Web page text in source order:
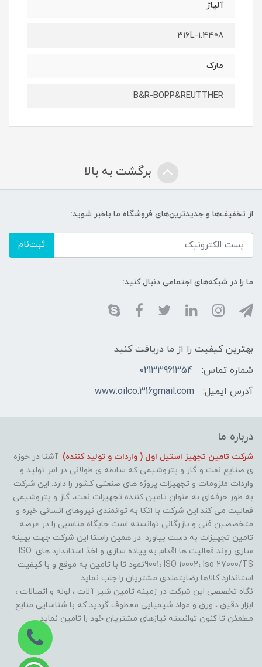
آلیاژ
316L-1.4408
مارک
B&R-BOPP&REUTTHER
برگشت به بالا
از تخفیف‌ها و جدیدترین‌های فروشگاه ما باخبر شوید:
ثبت‌نام
ما را در شبکه‌های اجتماعی دنبال کنید:
بهترین کیفیت را از ما دریافت کنید
شماره تماس:
02133961354
آدرس ایمیل:
www.oilco.316gmail.com
درباره ما
شرکت تامین تجهیز استیل اول ( واردات و تولید کننده) آشنا در حوزه
ی صنایع نفت و گاز و پتروشیمی که سابقه ی طولانی در امر تولید و
واردات ملزومات و تجهیزات پروژه های صنعتی کشور را دارد. این شرکت
به طور حرفه‌ای به عنوان تامین کننده تجهیزات نفت، گاز و پتروشیمی
فعالیت می کند.این شرکت با اتکا به توانمندی نیروهای انسانی خبره و
متخصصین فنی و بازرگانی توانسته است جایگاه مناسبی را در عرصه
تامین تجهیزات به دست بیاورد. در همین راستا این شرکت جهت بهینه
سازی روند فعالیت ها اقدام به پیاده سازی و اخذ استاندارد های: ISO
9001، ISO 10002، Iso 27000/TSنمود تا با تامین به موقع و با کیفیت
استاندارد کالاها رضایتمندی مشتریان را جلب نماید.
نگاه تخصصی این شرکت در زمینه تامین شیر آلات ، لوله و اتصالات ،
ابزار دقیق ، ورق و مواد شیمیایی معطوف گردید که با شناسایی منابع
مطمئن تا کنون توانسته نیازهای مشتریان خود را تامین نماید.